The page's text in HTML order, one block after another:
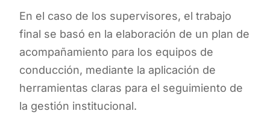
En el caso de los supervisores, el trabajo
final se basó en la elaboración de un plan de
acompañamiento para los equipos de
conducción, mediante la aplicación de
herramientas claras para el seguimiento de
la gestión institucional.